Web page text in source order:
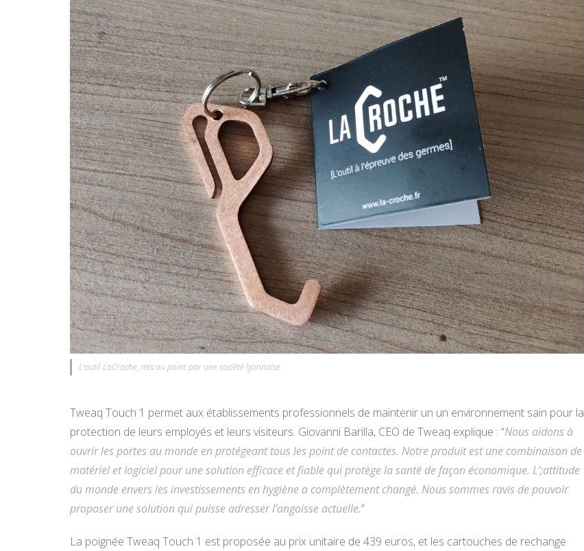
L’outil LaCroche, mis au point par une société lyonnaise
Tweaq Touch 1 permet aux établissements professionnels de maintenir un un environnement sain pour la
protection de leurs employés et leurs visiteurs. Giovanni Barilla, CEO de Tweaq explique : “Nous aidons à
ouvrir les portes au monde en protégeant tous les point de contactes. Notre produit est une combinaison de
matériel et logiciel pour une solution efficace et fiable qui protège la santé de façon économique. L’;attitude
du monde envers les investissements en hygiène a complètement changé. Nous sommes ravis de pouvoir
proposer une solution qui puisse adresser l’angoisse actuelle.”
La poignée Tweaq Touch 1 est proposée au prix unitaire de 439 euros, et les cartouches de rechange